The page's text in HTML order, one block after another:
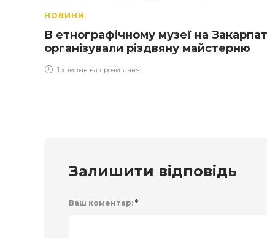
НОВИНИ
В етнографічному музеї на
організували різдвяну майстерню
1 хвилин на прочитання
Залишити відповідь
Ваш коментар: *